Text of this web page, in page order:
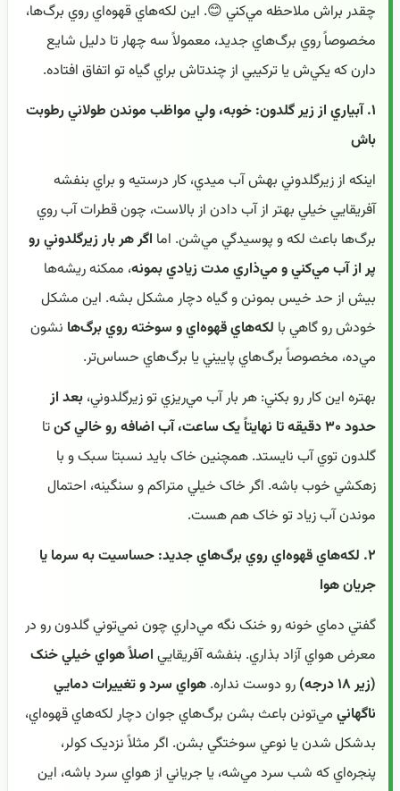
چقدر براش ملاحظه مي‌کني 😊. اين لکه‌هاي قهوه‌اي روي برگ‌ها،
مخصوصاً روي برگ‌هاي جديد، معمولاً سه چهار تا دليل شايع
دارن که يکي‌ش يا ترکيبي از چندتاش براي گياه تو اتفاق افتاده.
۱. آبياري از زير گلدون: خوبه، ولي مواظب موندن طولاني رطوبت
باش
اينکه از زيرگلدوني بهش آب ميدي، کار درستيه و براي بنفشه
آفريقايي خيلي بهتر از آب دادن از بالاست، چون قطرات آب روي
برگ‌ها باعث لکه و پوسيدگي مي‌شن. اما اگر هر بار زيرگلدوني رو
پر از آب مي‌کني و مي‌ذاري مدت زيادي بمونه، ممکنه ريشه‌ها
بيش از حد خيس بمونن و گياه دچار مشکل بشه. اين مشکل
خودش رو گاهي با لکه‌هاي قهوه‌اي و سوخته روي برگ‌ها نشون
مي‌ده، مخصوصاً برگ‌هاي پاييني يا برگ‌هاي حساس‌تر.
بهتره اين کار رو بکني: هر بار آب مي‌ريزي تو زيرگلدوني، بعد از
حدود ۳۰ دقيقه تا نهايتاً يک ساعت، آب اضافه رو خالي کن
تا
گلدون توي آب نايستد. همچنين خاک بايد نسبتا سبک و با
زهکشي خوب باشه. اگر خاک خيلي متراکم و سنگينه، احتمال
موندن آب زياد تو خاک هم هست.
۲. لکه‌هاي قهوه‌اي روي برگ‌هاي جديد: حساسيت به سرما يا
جريان هوا
گفتي دماي خونه رو خنک نگه مي‌داري چون نمي‌توني گلدون رو در
معرض هواي آزاد بذاري. بنفشه آفريقايي اصلاً هواي خيلي خنک
(زير ۱۸ درجه)
رو دوست نداره. هواي سرد و تغييرات دمايي
ناگهاني مي‌تونن باعث بشن برگ‌هاي جوان دچار لکه‌هاي قهوه‌اي،
بدشکل شدن يا نوعي سوختگي بشن. اگر مثلاً نزديک کولر،
پنجره‌اي که شب سرد مي‌شه، يا جرياني از هواي سرد باشه، اين